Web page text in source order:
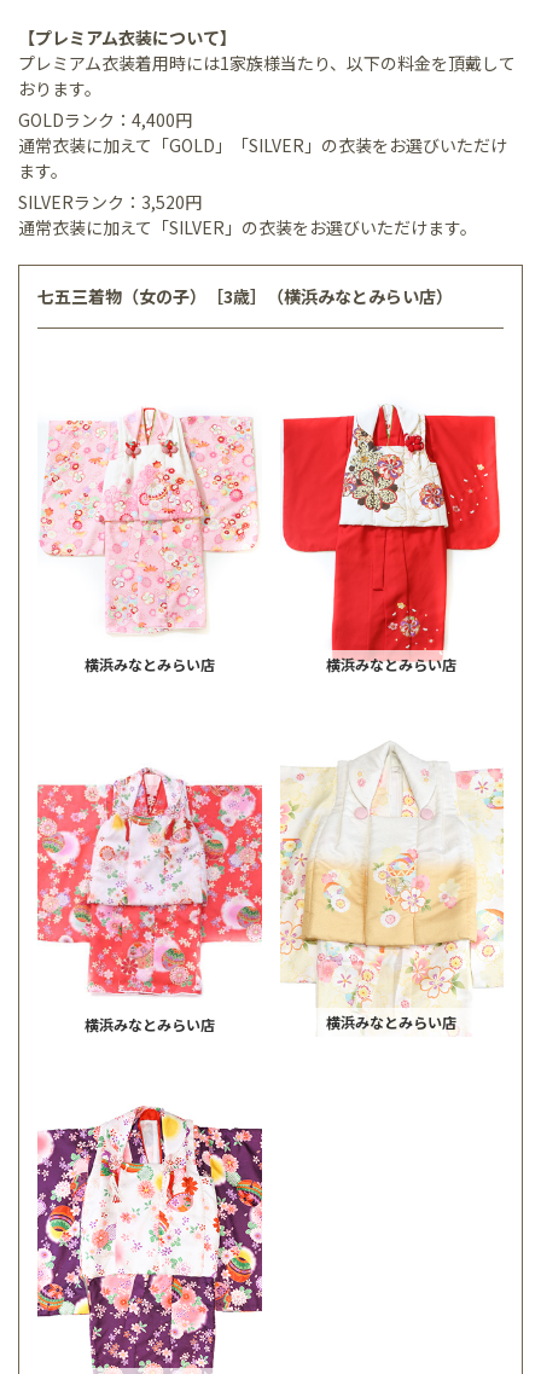
【プレミアム衣装について】
プレミアム衣装着用時には1家族様当たり、以下の料金を頂戴して
おります。
GOLDランク：4,400円
通常衣装に加えて「GOLD」「SILVER」の衣装をお選びいただけ
ます。
SILVERランク：3,520円
通常衣装に加えて「SILVER」の衣装をお選びいただけます。
七五三着物（女の子）［3歳］（横浜みなとみらい店）
横浜みなとみらい店 横浜みなとみらい店
横浜みなとみらい店 横浜みなとみらい店